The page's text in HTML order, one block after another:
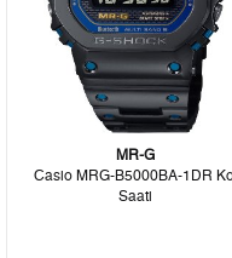
MR-G
Casio MRG-B5000BA-1DR
Saati